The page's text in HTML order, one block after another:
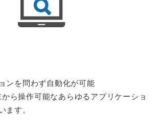
ンを問わず自動化が可能
ら操作可能なあらゆるアプリケーショ
ます。